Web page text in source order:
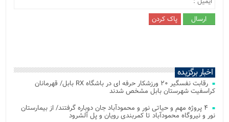
اخبار برگزیده
رقابت نفسگیر ۲۰ ورزشکار حرفه ای در باشگاه RX بابل/ قهرمانان
کراسفیت شهرستان بابل مشخص شدند
۴ پروژه مهم و حیاتی نور و محمودآباد جان دوباره گرفتند/ از بیمارستان
نور و نیروگاه محمودآباد تا کمربندی رویان و پل آلشرود